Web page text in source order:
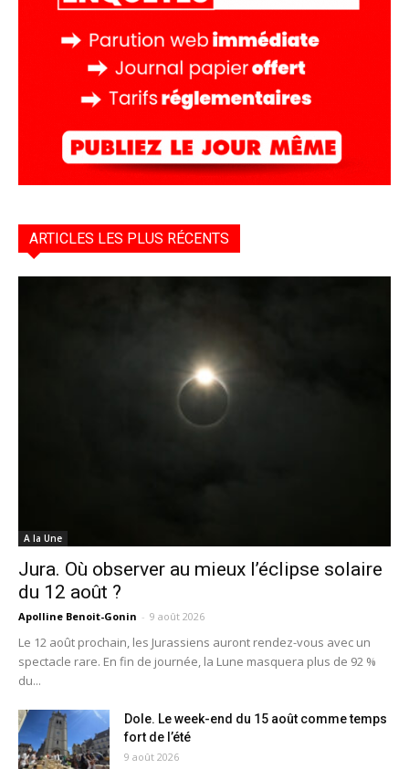
ARTICLES LES PLUS RÉCENTS
A la Une
Jura. Où observer au mieux l’éclipse solaire
du 12 août ?
Apolline Benoit-Gonin - 9 août 2026
Le 12 août prochain, les Jurassiens auront rendez-vous avec un
spectacle rare. En fin de journée, la Lune masquera plus de 92 %
du...
Dole. Le week-end du 15 août comme temps
fort de l’été
9 août 2026